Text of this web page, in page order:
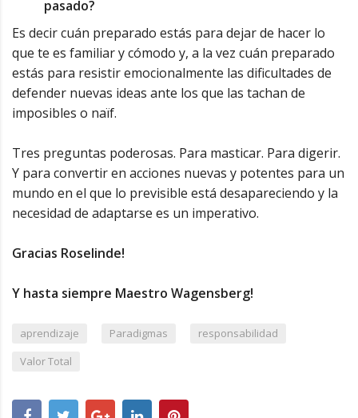
pasado?
Es decir cuán preparado estás para dejar de hacer lo
que te es familiar y cómodo y, a la vez cuán preparado
estás para resistir emocionalmente las dificultades de
defender nuevas ideas ante los que las tachan de
imposibles o naïf.
Tres preguntas poderosas. Para masticar. Para digerir.
Y para convertir en acciones nuevas y potentes para un
mundo en el que lo previsible está desapareciendo y la
necesidad de adaptarse es un imperativo.
Gracias Roselinde!
Y hasta siempre Maestro Wagensberg!
aprendizaje Paradigmas responsabilidad
Valor Total